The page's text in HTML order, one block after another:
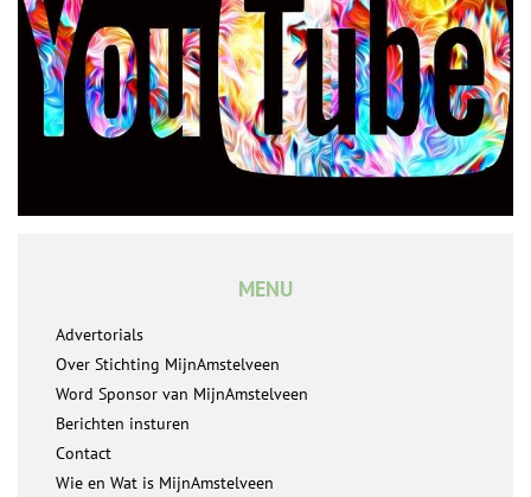
MENU
Advertorials
Over Stichting MijnAmstelveen
Word Sponsor van MijnAmstelveen
Berichten insturen
Contact
Wie en Wat is MijnAmstelveen